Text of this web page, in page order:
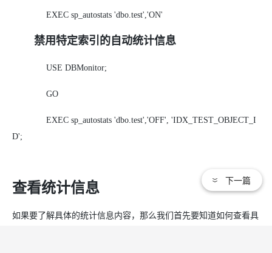
EXEC sp_autostats 'dbo.test','ON'
禁用特定索引的自动统计信息
USE DBMonitor;
GO
EXEC sp_autostats 'dbo.test','OFF', 'IDX_TEST_OBJECT_I
D';
查看统计信息
如果要了解具体的统计信息内容，那么我们首先要知道如何查看具
下一篇